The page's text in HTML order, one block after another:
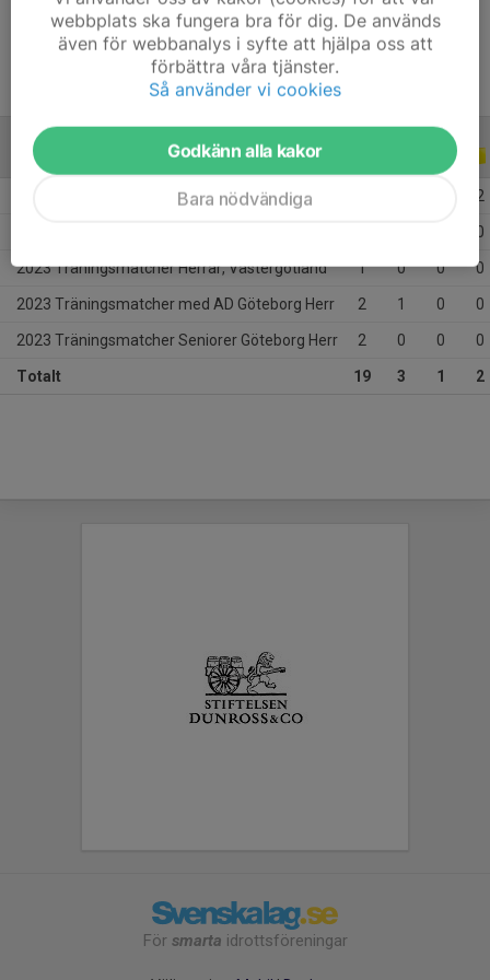
Ålder
24 år
ALLA SERIER 2023
2
0
2023 Träningsmatcher Herrar, Västergötland 1 0 0 0
2023 Träningsmatcher med AD Göteborg Herr 2 1 0 0
2023 Träningsmatcher Seniorer Göteborg Herr 2 0 0 0
Totalt 19 3 1 2
För smarta idrottsföreningar
webbplats ska fungera bra för dig. De används
även för webbanalys i syfte att hjälpa oss att
förbättra våra tjänster.
Så använder vi cookies
Godkänn alla kakor
Bara nödvändiga